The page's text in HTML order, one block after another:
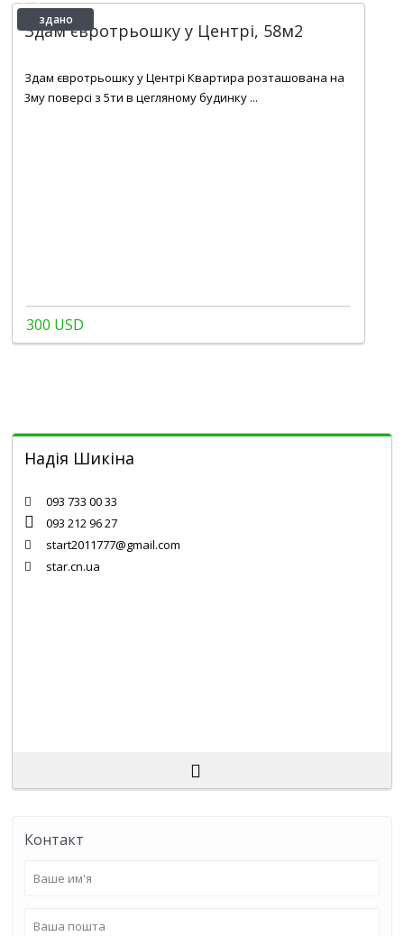
здано
Здам євротрьошку у Центрі, 58м2
Здам євротрьошку у Центрі Квартира розташована на
3му поверсі з 5ти в цегляному будинку ...
300 USD
Надія Шикіна
093 733 00 33
093 212 96 27
start2011777@gmail.com
star.cn.ua
Контакт